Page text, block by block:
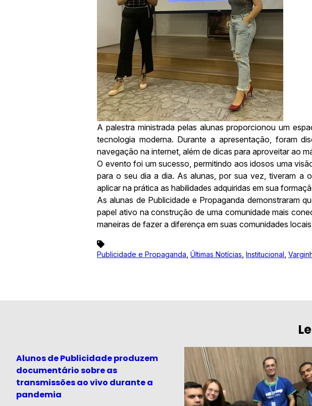
A palestra ministrada pelas alunas proporcionou um
tecnologia moderna. Durante a apresentação, foram
navegação na internet, além de dicas para aproveitar ao
O evento foi um sucesso, permitindo aos idosos uma
para o seu dia a dia. As alunas, por sua vez, tiveram a
aplicar na prática as habilidades adquiridas em sua
As alunas de Publicidade e Propaganda demonstraram
papel ativo na construção de uma comunidade mais
maneiras de fazer a diferença em suas comunidades
Publicidade e Propaganda Últimas Notícias Institucional
Alunos de Publicidade produzem
documentário sobre as
transmissões ao vivo durante a
pandemia